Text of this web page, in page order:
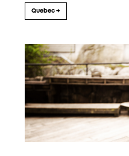
Quebec